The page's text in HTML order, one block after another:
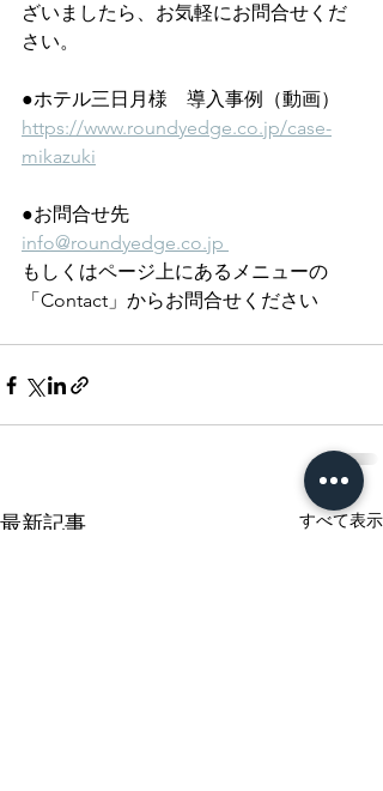
ざいましたら、お気軽にお問合せくだ
さい。
●ホテル三日月様　導入事例（動画）
https://www.roundyedge.co.jp/case-
mikazuki
●お問合せ先
info@roundyedge.co.jp
もしくはページ上にあるメニューの
「Contact」からお問合せください
最新記事 すべて表示